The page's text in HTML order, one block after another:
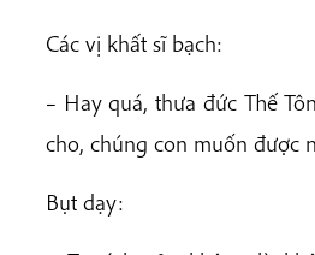
Các vị khất sĩ bạch:
– Hay quá, thưa đức Thế
cho, chúng con muốn được
Bụt dạy: